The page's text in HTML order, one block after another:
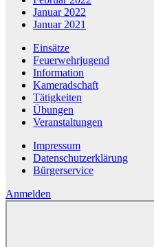
Januar 2022
Januar 2021
Einsätze
Feuerwehrjugend
Information
Kameradschaft
Tätigkeiten
Übungen
Veranstaltungen
Impressum
Datenschutzerklärung
Bürgerservice
Anmelden